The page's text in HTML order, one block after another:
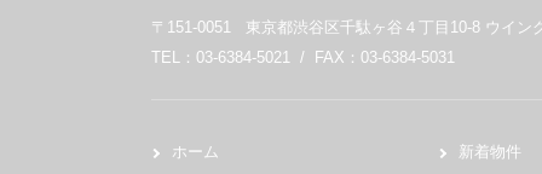
〒151-0051 東京都渋谷区千駄ヶ谷４丁目10-8 ウイン
TEL：03-6384-5021 / FAX：03-6384-5031
ホーム
新着物件